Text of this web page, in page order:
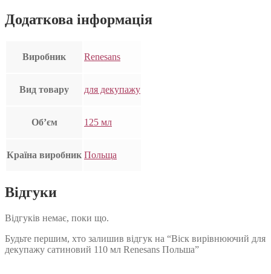
Додаткова інформація
Виробник Renesans
Вид товару для декупажу
Об’єм 125 мл
Країна виробник Польща
Відгуки
Відгуків немає, поки що.
Будьте першим, хто залишив відгук на “Віск вирівнюючий для
декупажу сатиновий 110 мл Renesans Польша”